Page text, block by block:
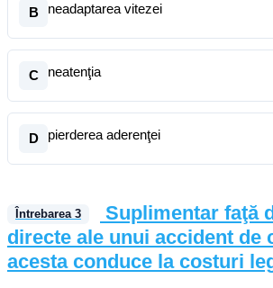
B neadaptarea vitezei
C neatenţia
D pierderea aderenţei
Întrebarea 3
Suplimentar faţă
directe ale unui accident de
acesta conduce la costuri